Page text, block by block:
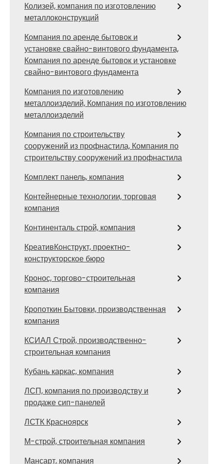
Колизей, компания по изготовлению
металлоконструкций
Компания по аренде бытовок и
установке свайно-винтового фундамента,
Компания по аренде бытовок и установке
свайно-винтового фундамента
Компания по изготовлению
металлоизделий, Компания по изготовлению
металлоизделий
Компания по строительству
сооружений из профнастила, Компания по
строительству сооружений из профнастила
Комплект панель, компания
Контейнерные технологии, торговая
компания
Континенталь строй, компания
КреативКонструкт, проектно-
конструкторское бюро
Кронос, торгово-строительная
компания
Кропоткин Бытовки, производственная
компания
КСИАЛ Строй, производственно-
строительная компания
Кубань каркас, компания
ЛСП, компания по производству и
продаже сип-панелей
ЛСТК Красноярск
М-строй, строительная компания
Мансарт, компания